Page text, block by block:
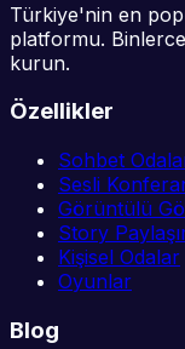
Türkiye'nin en
platformu.
kurun.
Özellikler
Sohbet
Sesli
Görüntülü
Story
Kişisel Odalar
Oyunlar
Blog